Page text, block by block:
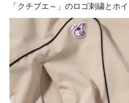
「クチブエ～」のロゴ刺繍とホ